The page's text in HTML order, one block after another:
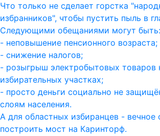
Что только не сделает горстка
избранников", чтобы пустить пыль в
Следующими обещаниями могут быть:
- неповышение пенсионного возраста;
- снижение налогов;
- розыгрыш электробытовых товаров
избирательных участках;
- просто деньги социально не
слоям населения.
А для областных избиранцев - вечное
построить мост на Каринторф.